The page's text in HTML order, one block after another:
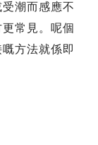
潮而感應不
常見。呢個
方法就係即